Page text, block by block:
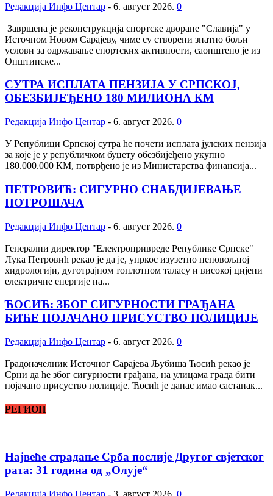
Редакција Инфо Центар - 6. август 2026. 0
Завршена је реконструкција спортске дворане "Славија" у
Источном Новом Сарајеву, чиме су створени знатно бољи
услови за одржавање спортских активности, саопштено је из
Општинске...
СУТРА ИСПЛАТА ПЕНЗИЈА У СРПСКОЈ,
ОБЕЗБИЈЕЂЕНО 180 МИЛИОНА КМ
Редакција Инфо Центар - 6. август 2026. 0
У Републици Српској сутра ће почети исплата јулских пензија
за које је у републичком буџету обезбијеђено укупно
180.000.000 КМ, потврђено је из Министарства финансија...
ПЕТРОВИЋ: СИГУРНО СНАБДИЈЕВАЊЕ
ПОТРОШАЧА
Редакција Инфо Центар - 6. август 2026. 0
Генерални директор "Електропривреде Републике Српске"
Лука Петровић рекао је да је, упркос изузетно неповољној
хидрологији, дуготрајном топлотном таласу и високој цијени
електричне енергије на...
ЋОСИЋ: ЗБОГ СИГУРНОСТИ ГРАЂАНА
БИЋЕ ПОЈАЧАНО ПРИСУСТВО ПОЛИЦИЈЕ
Редакција Инфо Центар - 6. август 2026. 0
Градоначелник Источног Сарајева Љубиша Ћосић рекао је
Срни да ће због сигурности грађана, на улицама града бити
појачано присуство полиције. Ћосић је данас имао састанак...
РЕГИОН
Највеће страдање Срба послије Другог свјетског
рата: 31 година од „Олује“
Редакција Инфо Центар - 3. август 2026. 0